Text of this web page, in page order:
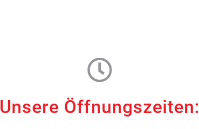
Unsere Öffnungszeiten: